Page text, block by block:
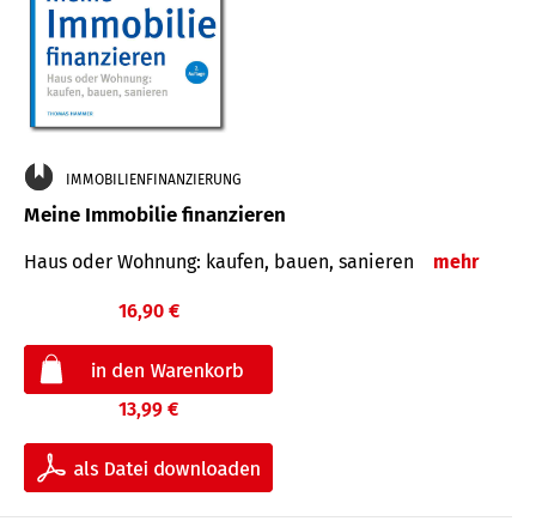
IMMOBILIENFINANZIERUNG
Meine Immobilie finanzieren
Haus oder Wohnung: kaufen, bauen, sanieren mehr
16,90 €
13,99 €